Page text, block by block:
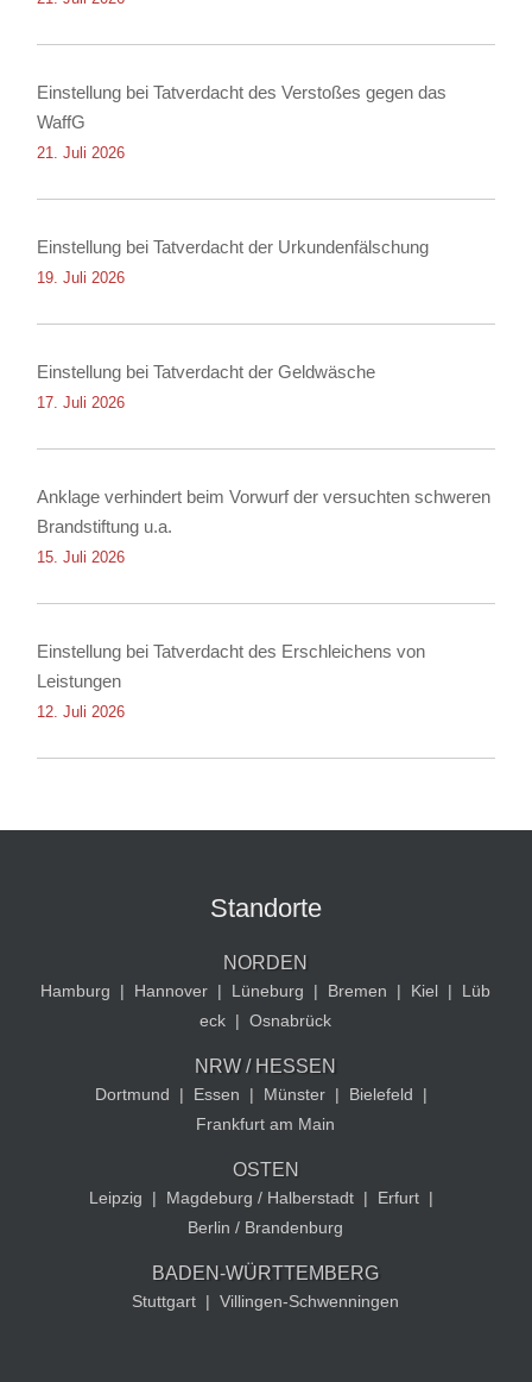
Einstellung bei Tatverdacht des Verstoßes gegen das
WaffG
21. Juli 2026
Einstellung bei Tatverdacht der Urkundenfälschung
19. Juli 2026
Einstellung bei Tatverdacht der Geldwäsche
17. Juli 2026
Anklage verhindert beim Vorwurf der versuchten schweren
Brandstiftung u.a.
15. Juli 2026
Einstellung bei Tatverdacht des Erschleichens von
Leistungen
12. Juli 2026
Standorte
NORDEN
Hamburg | Hannover | Lüneburg | Bremen | Kiel |
Lüb
eck | Osnabrück
NRW / HESSEN
Dortmund | Essen | Münster | Bielefeld
|
Frankfurt am Main
OSTEN
Leipzig | Magdeburg / Halberstadt | Erfurt |
Berlin / Brandenburg
BADEN-WÜRTTEMBERG
Stuttgart | Villingen-Schwenningen